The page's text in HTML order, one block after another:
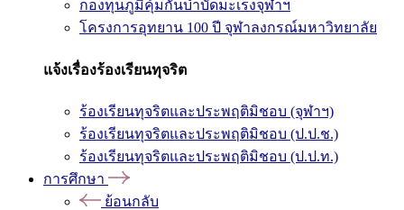
กองทุนภูมิคุ้มกันบำบัดมะเร็งจุฬาฯ
โครงการอุทยาน 100 ปี จุฬาลงกรณ์มหาวิทยาลัย
แจ้งเรื่องร้องเรียนทุจริต
ร้องเรียนทุจริตและประพฤติมิชอบ (จุฬาฯ)
ร้องเรียนทุจริตและประพฤติมิชอบ (ป.ป.ช.)
ร้องเรียนทุจริตและประพฤติมิชอบ (ป.ป.ท.)
การศึกษา
ย้อนกลับ